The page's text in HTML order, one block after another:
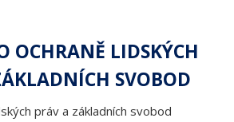
OCHRANĚ LIDSKÝCH
SVOBOD
práv a základních svobod